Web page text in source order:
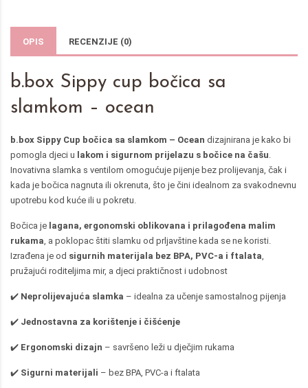
OPIS RECENZIJE (0)
b.box Sippy cup bočica sa
slamkom – ocean
b.box Sippy Cup bočica sa slamkom – Ocean dizajnirana je kako bi
pomogla djeci u lakom i sigurnom prijelazu s bočice na čašu
Inovativna slamka s ventilom omogućuje pijenje bez prolijevanja, čak i
kada je bočica nagnuta ili okrenuta, što je čini idealnom za svakodnevnu
upotrebu kod kuće ili u pokretu.
Bočica je lagana, ergonomski oblikovana i prilagođena malim
rukama , a poklopac štiti slamku od prljavštine kada se ne koristi.
Izrađena je od sigurnih materijala bez BPA, PVC-a i ftalata
pružajući roditeljima mir, a djeci praktičnost i udobnost
✔️ Neprolijevajuća slamka – idealna za učenje samostalnog pijenja
✔️ Jednostavna za korištenje i čišćenje
✔️ Ergonomski dizajn – savršeno leži u dječjim rukama
✔️ Sigurni materijali – bez BPA, PVC-a i ftalata